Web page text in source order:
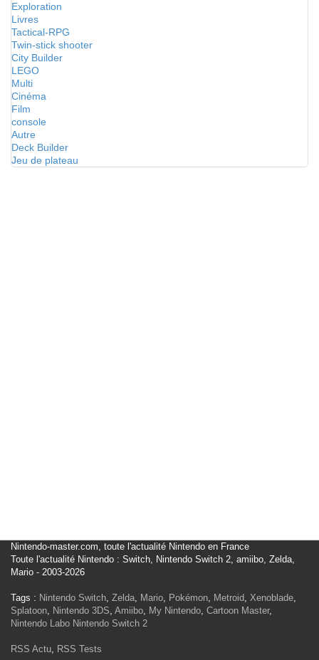
Exploration
Livres
Tactical-RPG
Twin-stick shooter
City Builder
LEGO
Multi
Cinéma
Film
console
Autre
Deck Builder
Jeu de plateau
Nintendo-master.com, toute l'actualité Nintendo en France
Toute l'actualité Nintendo : Switch, Nintendo Switch 2, amiibo, Zelda,
Mario - 2003-2026
Tags : Nintendo Switch, Zelda, Mario, Pokémon, Metroid, Xenoblade,
Splatoon, Nintendo 3DS, Amiibo, My Nintendo, Cartoon Master,
Nintendo Labo Nintendo Switch 2
RSS Actu, RSS Tests